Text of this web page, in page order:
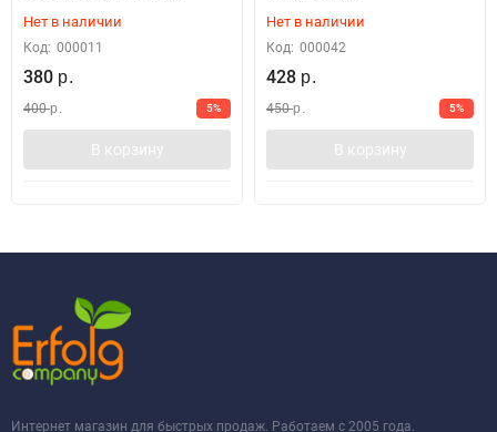
Нет в наличии
Код: 000011
380 р.
400р. 5%
В корзину
Нет в наличии
Код: 000042
428 р.
450р. 5%
В корзину
Интернет магазин для быстрых продаж. Работаем с 2005 года.